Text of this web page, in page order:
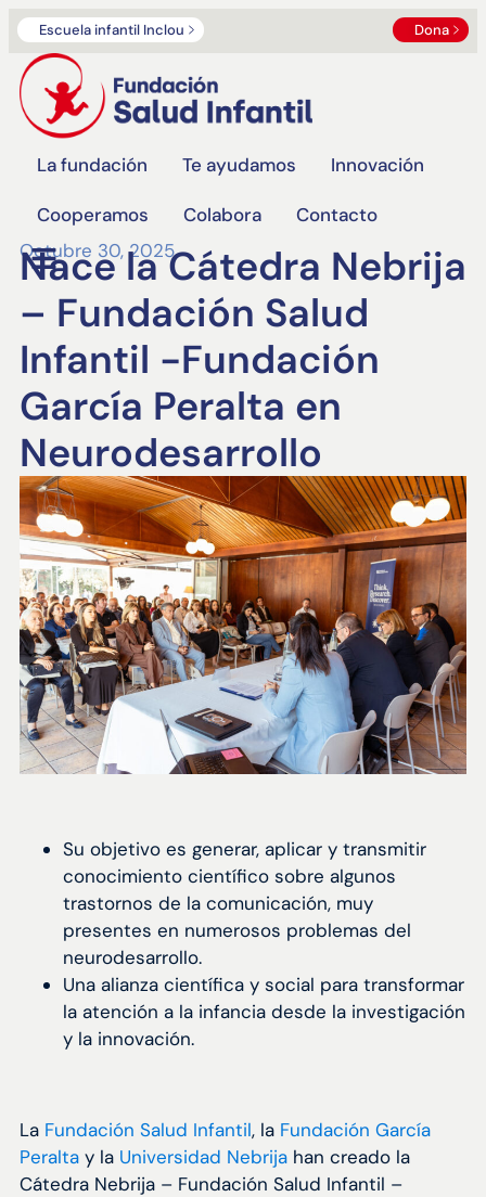
Escuela infantil Inclou Dona
La fundación Te ayudamos Innovación
Cooperamos Colabora
Contacto
Octubre 30, 2025
Nace la Cátedra Nebrija
– Fundación Salud
Infantil -Fundación
García Peralta en
Neurodesarrollo
Su objetivo es generar, aplicar y transmitir
conocimiento científico sobre algunos
trastornos de la comunicación, muy
presentes en numerosos problemas del
neurodesarrollo.
Una alianza científica y social para transformar
la atención a la infancia desde la investigación
y la innovación.
La Fundación Salud Infantil, la Fundación García
Peralta y la Universidad Nebrija han creado la
Cátedra Nebrija – Fundación Salud Infantil –